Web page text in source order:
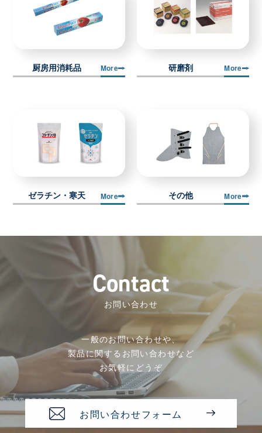
厨房用消耗品 More 研磨剤 More
ゼラチン・寒天 More その他 More
Contact
お問い合わせ
一般のお問い合わせや、
製品に関するお問い合わせなど
お気軽にどうぞ
お問い合わせフォーム